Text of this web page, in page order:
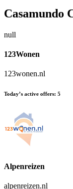
Casamundo
null
123Wonen
123wonen.nl
Today’s active offers: 5
Alpenreizen
alpenreizen.nl